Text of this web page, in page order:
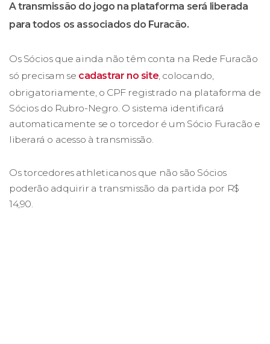
A transmissão do jogo na plataforma será liberada
para todos os associados do Furacão.
Os Sócios que ainda não têm conta na Rede Furacão
só precisam se cadastrar no site, colocando,
obrigatoriamente, o CPF registrado na plataforma de
Sócios do Rubro-Negro. O sistema identificará
automaticamente se o torcedor é um Sócio Furacão e
liberará o acesso à transmissão.
Os torcedores athleticanos que não são Sócios
poderão adquirir a transmissão da partida por R$
14,90.